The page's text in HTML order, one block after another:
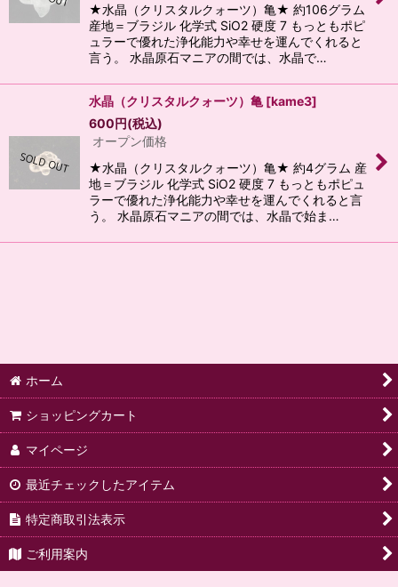
★水晶（クリスタルクォーツ）亀★ 約106グラム
産地＝ブラジル 化学式 SiO2 硬度 7 もっともポピ
ュラーで優れた浄化能力や幸せを運んでくれると
言う。 水晶原石マニアの間では、水晶で…
水晶（クリスタルクォーツ）亀 [kame3]
600円(税込)
オープン価格
★水晶（クリスタルクォーツ）亀★ 約4グラム 産
地＝ブラジル 化学式 SiO2 硬度 7 もっともポピュ
ラーで優れた浄化能力や幸せを運んでくれると言
う。 水晶原石マニアの間では、水晶で始ま…
ホーム
ショッピングカート
マイページ
最近チェックしたアイテム
特定商取引法表示
ご利用案内